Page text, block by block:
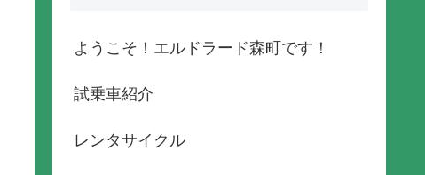
ようこそ！エルドラード森町です！
試乗車紹介
レンタサイクル